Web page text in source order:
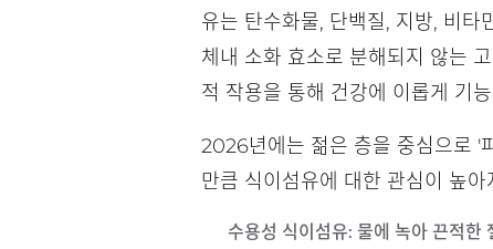
유는 탄수화물, 단백질, 지방, 비
체내 소화 효소로 분해되지 않는
적 작용을 통해 건강에 이롭게 기
2026년에는 젊은 층을 중심으로 '
만큼 식이섬유에 대한 관심이 높
수용성 식이섬유: 물에 녹아 끈적한